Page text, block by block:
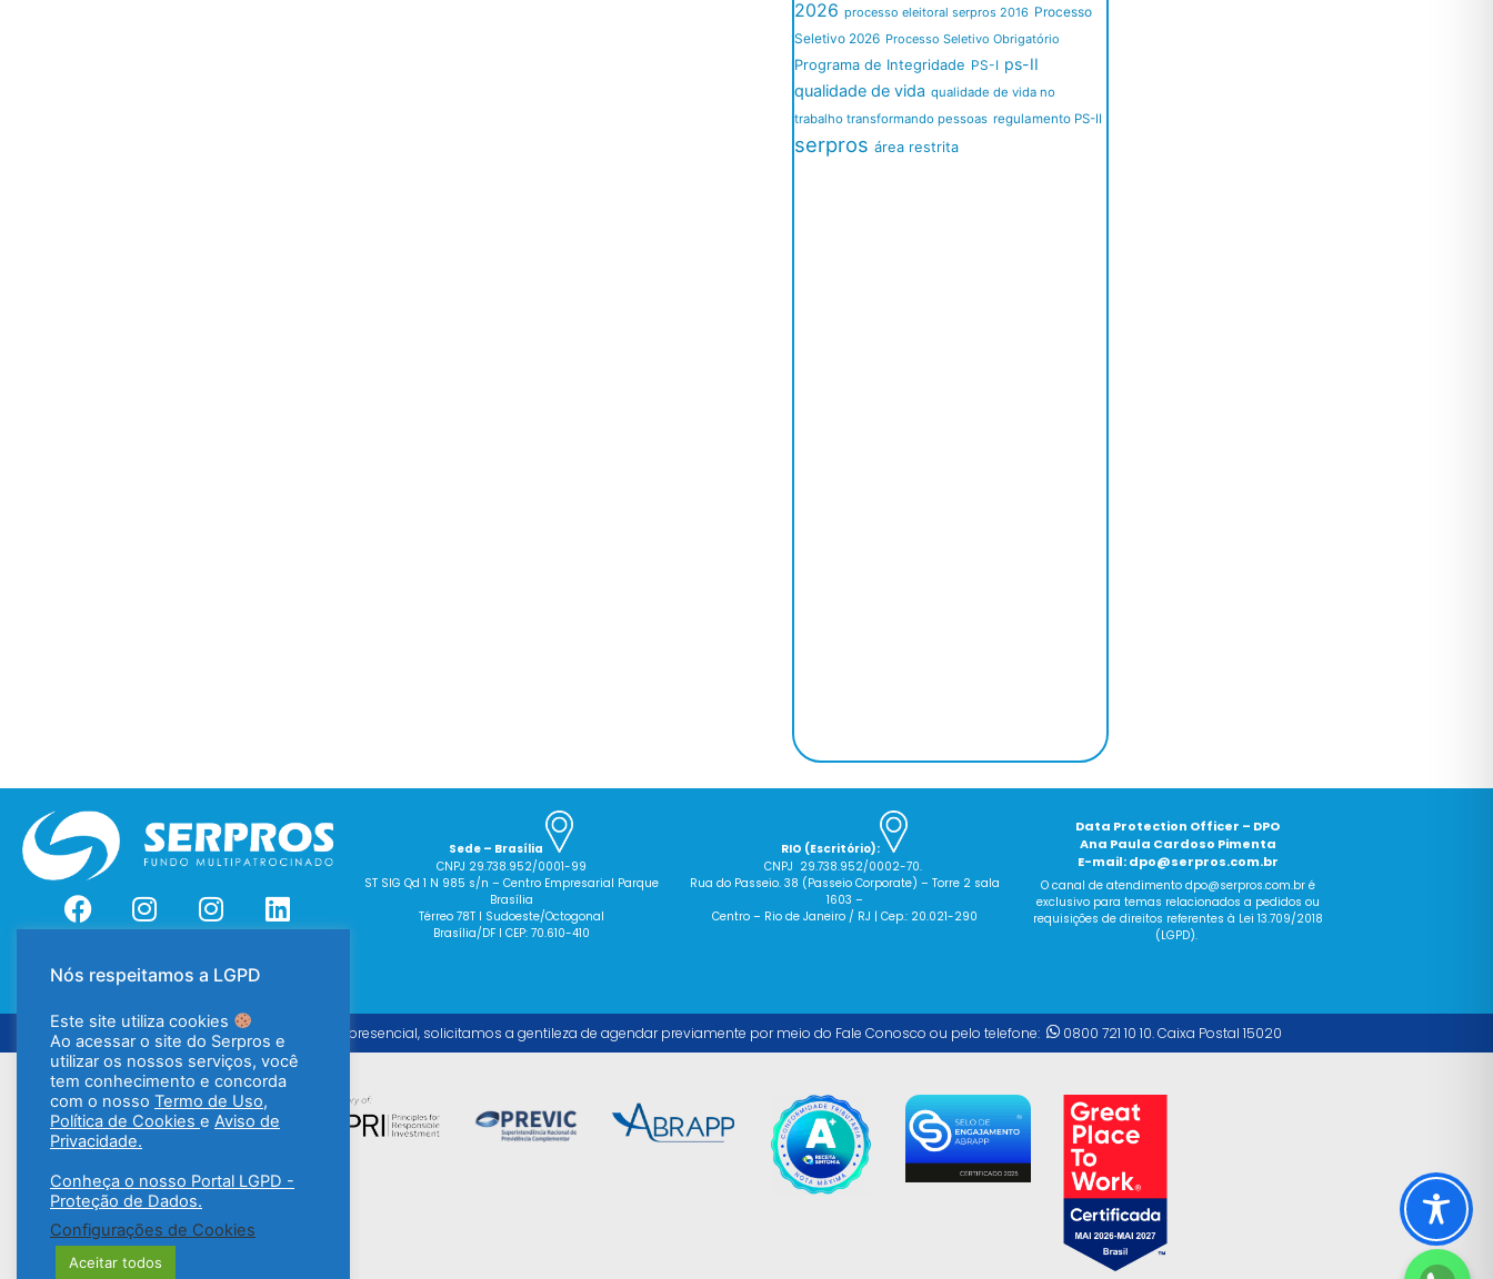
2026 processo eleitoral serpros 2016 Processo
Seletivo 2026 Processo Seletivo Obrigatório
Programa de Integridade PS-I ps-II
qualidade de vida qualidade de vida no
trabalho transformando pessoas regulamento PS-II
serpros área restrita
Sede – Brasília
CNPJ 29.738.952/0001-99
ST SIG Qd 1 N 985 s/n – Centro Empresarial Parque
Brasília
Térreo 78T I Sudoeste/Octogonal
Brasília/DF I CEP: 70.610-410
RIO (Escritório):
CNPJ 29.738.952/0002-70.
Rua do Passeio. 38 (Passeio Corporate) – Torre 2 sala
1603 –
Centro – Rio de Janeiro / RJ | Cep.: 20.021-290
Data Protection Officer – DPO
Ana Paula Cardoso Pimenta
E-mail:dpo@serpros.com.br
O canal deatendimento dpo@serpros.com.br é
exclusivo para temas relacionados a pedidos ou
requisições dedireitos referentes à Lei 13.709/2018
(LGPD).
Para o atendimento presencial, solicitamos a gentileza de agendar previamente por meio do Fale Conosco ou pelo telefone: 0800 721 10 10. Caixa Postal 15020
Nós respeitamos a LGPD
Este site utiliza cookies
Ao acessar o site do Serpros e
utilizar os nossos serviços, você
tem conhecimento e concorda
com o nosso Termo de Uso,
Política de Cookies e Aviso de
Privacidade.
Conheça o nosso Portal LGPD -
Proteção de Dados.
Configurações de Cookies
Aceitar todos